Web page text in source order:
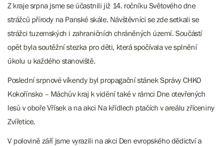
Z kraje srpna jsme se účastnili již 14. ročníku Světového dne
strážců přírody na Panské skále. Návštěvníci se zde setkali se
strážci tuzemských i zahraničních chráněných území. Součástí
opět byla soutěžní stezka pro děti, která spočívala ve splnění
úkolu u každého stanoviště.
Poslední srpnové víkendy byl propagační stánek Správy CHKO
Kokořínsko – Máchův kraj k vidění také v rámci Dne otevřených
lesů v oboře Vřísek a na akci Na křídlech ptačích v areálu zříceniny
Zvířetice.
V polovině září jsme vyrazili na akci Den evropského dědictví a